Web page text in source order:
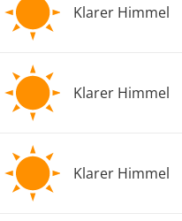
Klarer Himmel
Klarer Himmel
Klarer Himmel